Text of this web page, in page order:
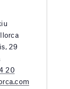
29
20